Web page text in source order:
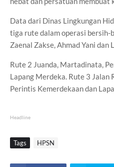
Data dari Dinas Lingkungan
tiga rute dalam operasi bersih-
Zaenal Zakse, Ahmad Yani dan
Rute 2 Juanda, Martadinata,
Lapang Merdeka. Rute 3 Jalan
Perintis Kemerdekaan dan
Headline
Tags HPSN